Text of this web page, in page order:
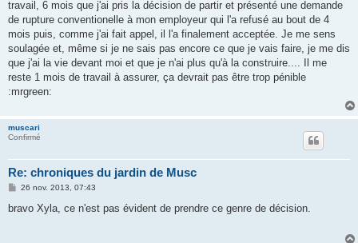
a
g
travail, 6 mois que j'ai pris la décision de partir et présenté une demande
de rupture conventionelle à mon employeur qui l'a refusé au bout de 4
mois puis, comme j'ai fait appel, il l'a finalement acceptée. Je me sens
soulagée et, même si je ne sais pas encore ce que je vais faire, je me dis
que j'ai la vie devant moi et que je n'ai plus qu'à la construire.... Il me
reste 1 mois de travail à assurer, ça devrait pas être trop pénible
:mrgreen:
muscari
Confirmé
Re: chroniques du jardin de Musc
M
s
26 nov. 2013, 07:43
bravo Xyla, ce n'est pas évident de prendre ce genre de décision.